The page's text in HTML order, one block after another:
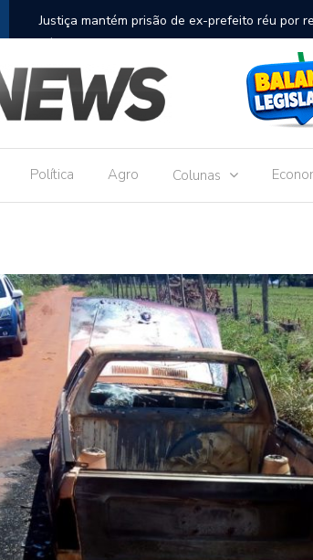
Construção do terminal de passageiros no
9,8 milhões
Política Agro Colunas